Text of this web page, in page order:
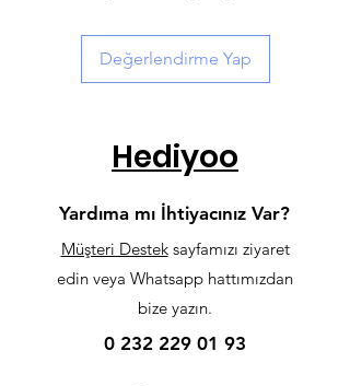
Değerlendirme Yap
Hediyoo
Yardıma mı İhtiyacınız Var?
Müşteri Desteksayfamızı ziyaret
edin veya Whatsapp hattımızdan
bize yazın.
0 232 229 01 93